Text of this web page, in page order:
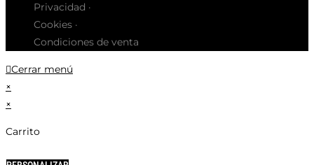
Privacidad ·
Cookies ·
Condiciones de venta
Cerrar menú
×
×
Carrito